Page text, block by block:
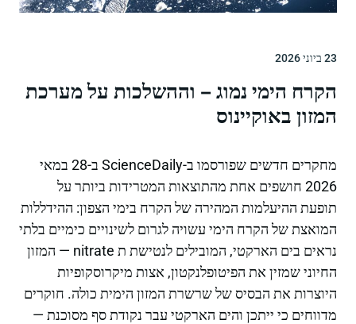
23 ביוני 2026
הקרח הימי נמוג – וההשלכות על מערכת
המזון באוקיינוס
מחקרים חדשים שפורסמו ב-ScienceDaily ב-28 במאי
2026 חושפים אחת מהתוצאות המטרידות ביותר על
תופעת ההיעלמות המהירה של הקרח בימי הצפון: ההידללות
המואצת של הקרח הימי עשויה לגרום לשינויים כימיים בלתי
נראים בים הארקטי, המובילים לנטישת ת nitrate — המזון
החיוני שמזין את הפיטופלנקטון, אצות מיקרוסקופיות
היוצרות את הבסיס של שרשרת המזון הימית כולה. חוקרים
מדווחים כי ייתכן והים הארקטי עבר נקודת סף מסוכנת —